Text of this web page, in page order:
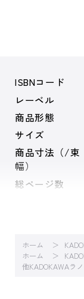
ISBNコード
レーベル
商品形態
サイズ
商品寸法（/束
幅）
総ページ数
ホーム
ホーム
他KADOKAWAラ